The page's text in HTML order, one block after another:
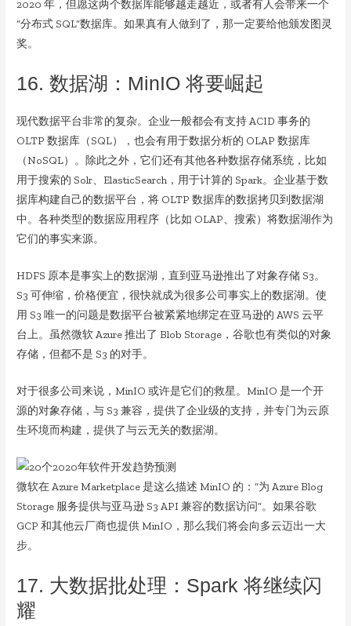
2020 年，但愿这两个数据库能够越走越近，或者有人会带来一个
“分布式 SQL”数据库。如果真有人做到了，那一定要给他颁发图灵
奖。
16. 数据湖：MinIO 将要崛起
现代数据平台非常的复杂。企业一般都会有支持 ACID 事务的
OLTP 数据库（SQL），也会有用于数据分析的 OLAP 数据库
（NoSQL）。除此之外，它们还有其他各种数据存储系统，比如
用于搜索的 Solr、ElasticSearch，用于计算的 Spark。企业基于数
据库构建自己的数据平台，将 OLTP 数据库的数据拷贝到数据湖
中。各种类型的数据应用程序（比如 OLAP、搜索）将数据湖作为
它们的事实来源。
HDFS 原本是事实上的数据湖，直到亚马逊推出了对象存储 S3。
S3 可伸缩，价格便宜，很快就成为很多公司事实上的数据湖。使
用 S3 唯一的问题是数据平台被紧紧地绑定在亚马逊的 AWS 云平
台上。虽然微软 Azure 推出了 Blob Storage，谷歌也有类似的对象
存储，但都不是 S3 的对手。
对于很多公司来说，MinIO 或许是它们的救星。MinIO 是一个开
源的对象存储，与 S3 兼容，提供了企业级的支持，并专门为云原
生环境而构建，提供了与云无关的数据湖。
微软在 Azure Marketplace 是这么描述 MinIO 的：“为 Azure Blog
Storage 服务提供与亚马逊 S3 API 兼容的数据访问”。如果谷歌
GCP 和其他云厂商也提供 MinIO，那么我们将会向多云迈出一大
步。
17. 大数据批处理：Spark 将继续闪
耀